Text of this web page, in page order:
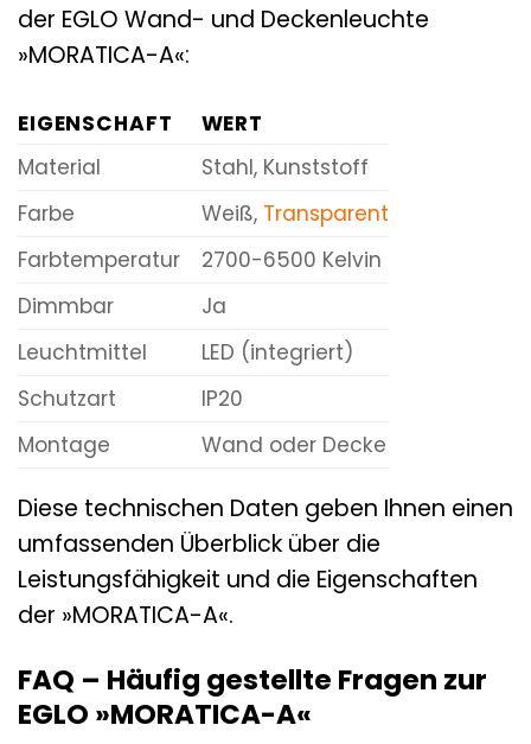
der EGLO Wand- und Deckenleuchte
»MORATICA-A«:
EIGENSCHAFT
WERT
Material
Stahl, Kunststoff
Farbe
Weiß, Transparent
Farbtemperatur
2700-6500 Kelvin
Dimmbar
Ja
Leuchtmittel
LED (integriert)
Schutzart
IP20
Montage
Wand oder Decke
Diese technischen Daten geben Ihnen einen
umfassenden Überblick über die
Leistungsfähigkeit und die Eigenschaften
der »MORATICA-A«.
FAQ – Häufig gestellte Fragen zur
EGLO »MORATICA-A«